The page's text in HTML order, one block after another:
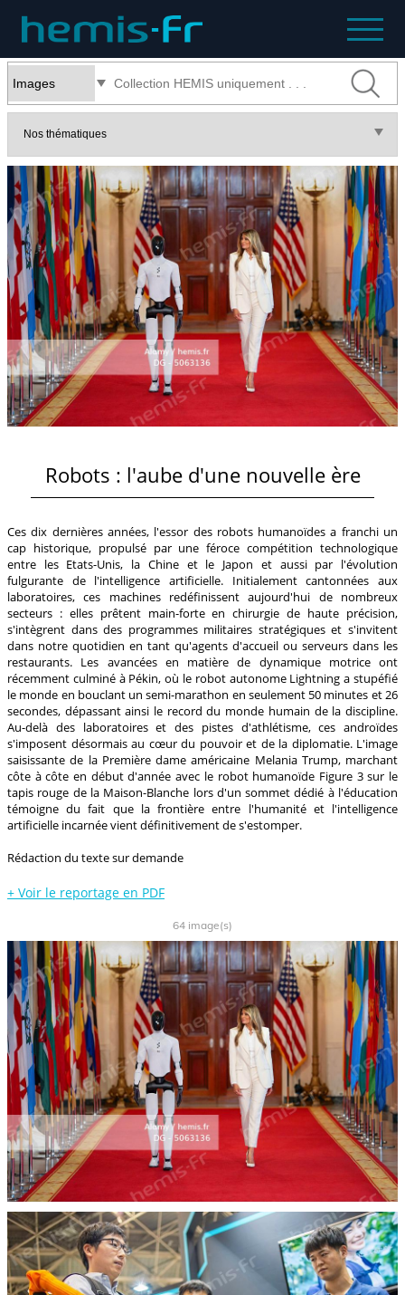
Robots : l'aube d'une nouvelle ère
Ces dix dernières années, l'essor des robots humanoïdes a franchi un
cap historique, propulsé par une féroce compétition technologique
entre les Etats-Unis, la Chine et le Japon et aussi par l'évolution
fulgurante de l'intelligence artificielle. Initialement cantonnées aux
laboratoires, ces machines redéfinissent aujourd'hui de nombreux
secteurs : elles prêtent main-forte en chirurgie de haute précision,
s'intègrent dans des programmes militaires stratégiques et s'invitent
dans notre quotidien en tant qu'agents d'accueil ou serveurs dans les
restaurants. Les avancées en matière de dynamique motrice ont
récemment culminé à Pékin, où le robot autonome Lightning a stupéfié
le monde en bouclant un semi-marathon en seulement 50 minutes et 26
secondes, dépassant ainsi le record du monde humain de la discipline.
Au-delà des laboratoires et des pistes d'athlétisme, ces androïdes
s'imposent désormais au cœur du pouvoir et de la diplomatie. L'image
saisissante de la Première dame américaine Melania Trump, marchant
côte à côte en début d'année avec le robot humanoïde Figure 3 sur le
tapis rouge de la Maison-Blanche lors d'un sommet dédié à l'éducation
témoigne du fait que la frontière entre l'humanité et l'intelligence
artificielle incarnée vient définitivement de s'estomper.
Rédaction du texte sur demande
+ Voir le reportage en PDF
64 image(s)